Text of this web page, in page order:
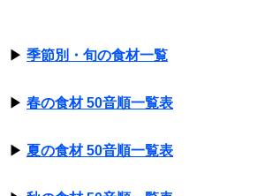
▶ 季節別・旬の食材一覧
▶ 春の食材 50音順一覧表
▶ 夏の食材 50音順一覧表